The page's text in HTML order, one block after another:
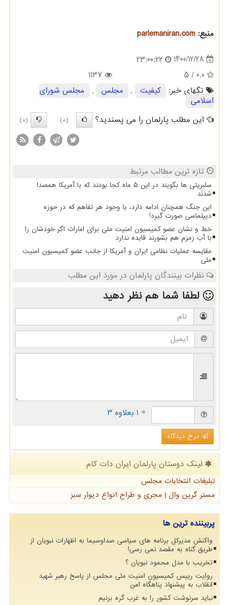
منبع: parlemaniran.com
1400/12/28
23:00:22
0.0
/ 5
1137
تگهای خبر:
كیفیت , مجلس ,
مجلس شورای
اسلامی
این مطلب پارلمان را می پسندید؟
(0)
(0)
تازه ترین مطالب مرتبط
سلبریتی ها بگویند در این ۵ ماه کجا بودند که با آمریکا همصدا
شدند
این جنگ همچنان ادامه دارد، با وجود هر تفاهم که در حوزه
دیپلماسی صورت گیرد!
خط و نشان عضو کمیسیون امنیت ملی برای امارات اگر خودشان را
با آب زمزم هم بشورند فایده ندارد
مقایسه عملیات نظامی ایران و آمریکا از جانب عضو کمیسیون امنیت
ملی
نظرات بینندگان پارلمان در مورد این مطلب
لطفا شما همنظر دهید
= ۱ بعلاوه ۳
درج دیدگاه
لینک دوستان پارلمان ایران دات كام
تبلیغات انتخابات مجلس
مستر گرین وال | مجری و طراح انواع دیوار سبز
پربیننده ترین ها
واکنش مدیرکل برنامه های سیاسی صداوسیما به اظهارات نبویان از
طریق گناه به مقصد نمی رسی!
تخریب با مدل محمود نبویان ؟
روایت رییس کمیسیون امنیت ملی مجلس از پاسخ رهبر شهید
انقلاب به پیشنهاد پناهگاه امن
نباید سرنوشت کشور را به غرب گره بزنیم